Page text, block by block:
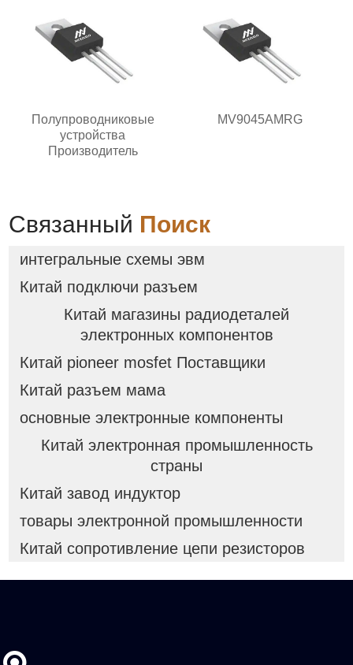
Полупроводниковые
устройства
Производитель
MV9045AMRG
Связанный Поиск
интегральные схемы эвм
Китай подключи разъем
Китай магазины радиодеталей
электронных компонентов
Китай pioneer mosfet Поставщики
Китай разъем мама
основные электронные компоненты
Китай электронная промышленность
страны
Китай завод индуктор
товары электронной промышленности
Китай сопротивление цепи резисторов